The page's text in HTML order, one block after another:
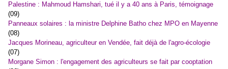
Palestine : Mahmoud Hamshari, tué il y a 40 ans à Paris, témoignage
(09)
Panneaux solaires : la ministre Delphine Batho chez MPO en Mayenne
(08)
Jacques Morineau, agriculteur en Vendée, fait déjà de l'agro-écologie
(07)
Morgane Simon : l'engagement des agriculteurs se fait par cooptation